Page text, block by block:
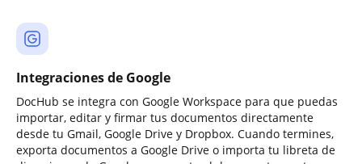
Integraciones de Google
DocHub se integra con Google Workspace para que puedas
importar, editar y firmar tus documentos directamente
desde tu Gmail, Google Drive y Dropbox. Cuando termines,
exporta documentos a Google Drive o importa tu libreta de